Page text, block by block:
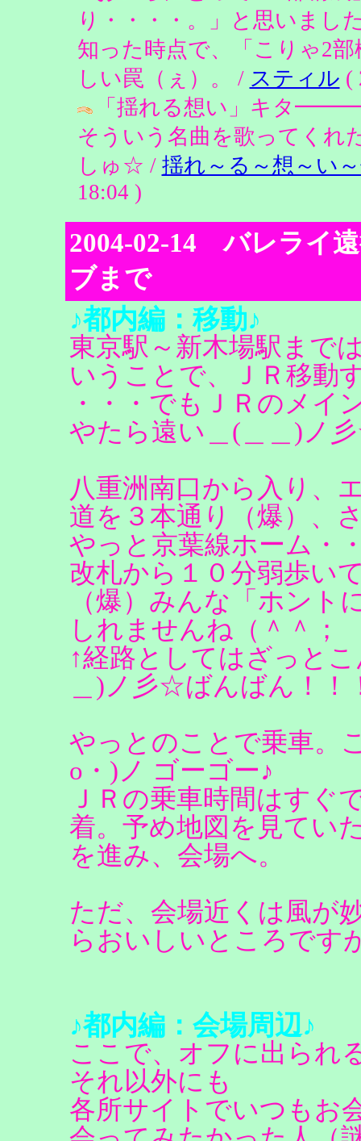
り・・・・。」と思いまし
知った時点で、「こりゃ2
しい罠（ぇ）。 / スティル (
「揺れる想い」キタ
そういう名曲を歌ってくれ
しゅ☆ / 揺れ～る～想～い
18:04 )
2004-02-14 バレライ
ブまで
♪都内編：移動♪
東京駅～新木場駅まで
いうことで、ＪＲ移動
・・・でもＪＲのメイ
やたら遠い＿(＿＿)ノ
八重洲南口から入り、
道を３本通り（爆）、
やっと京葉線ホーム・
改札から１０分弱歩い
（爆）みんな「ホント
しれませんね（＾＾；
↑経路としてはざっと
＿)ノ彡☆ばんばん！！
やっとのことで乗車。
o・)ノ ゴーゴー♪
ＪＲの乗車時間はすぐ
着。予め地図を見てい
を進み、会場へ。
ただ、会場近くは風が
らおいしいところです
♪都内編：会場周辺♪
ここで、オフに出られ
それ以外にも
各所サイトでいつもお